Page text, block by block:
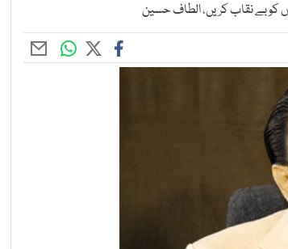
کو بے نقاب کریں، الطاف حسین